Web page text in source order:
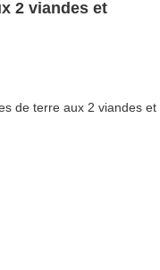
2 viandes et